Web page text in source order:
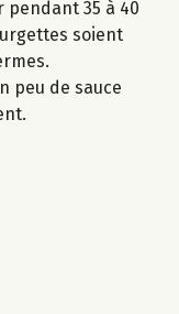
35 à 40
soient
peu de sauce